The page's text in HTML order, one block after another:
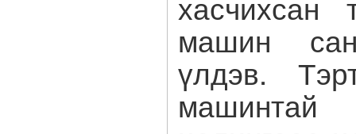
машин
үлдэв.